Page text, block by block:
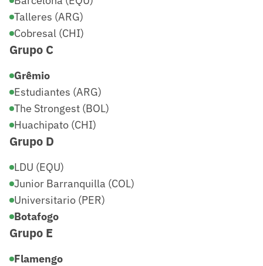
Talleres (ARG)
Cobresal (CHI)
Grupo C
Grêmio
Estudiantes (ARG)
The Strongest (BOL)
Huachipato (CHI)
Grupo D
LDU (EQU)
Junior Barranquilla (COL)
Universitario (PER)
Botafogo
Grupo E
Flamengo